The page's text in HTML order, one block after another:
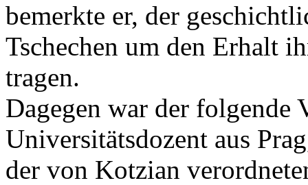
bemerkte er, der
Tschechen um den Erhalt
tragen.
Dagegen war der folgende
Universitätsdozent aus
der von Kotzian